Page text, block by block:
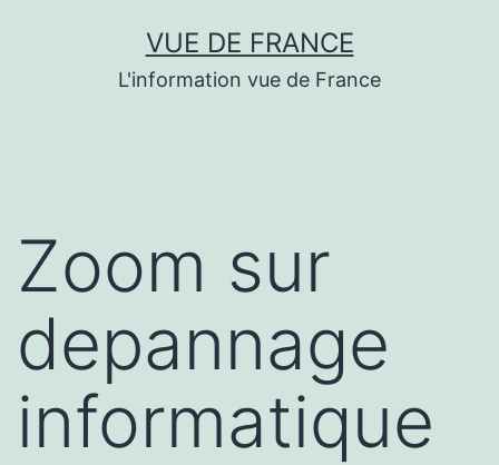
VUE DE FRANCE
L'information vue de France
Zoom sur
depannage
informatique